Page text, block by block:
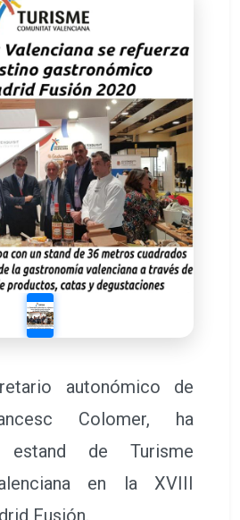
autonómico de
Colomer, ha
de Turisme
en la XVIII
Fusión.